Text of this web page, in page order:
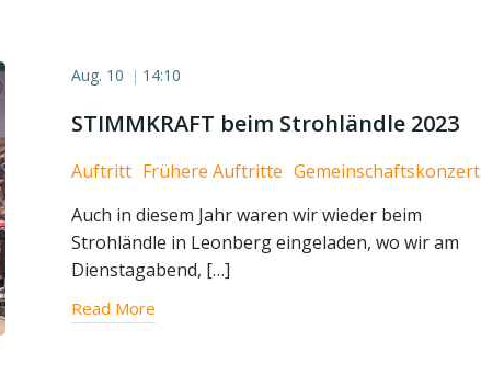
Aug. 10 | 14:10
STIMMKRAFT beim Strohländle 2023
Auftritt Frühere Auftritte Gemeinschaftskonzert
Auch in diesem Jahr waren wir wieder beim
Strohländle in Leonberg eingeladen, wo wir am
Dienstagabend, […]
Read More